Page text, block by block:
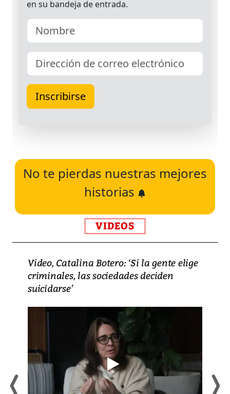
No te pierdas nuestras mejores
historias
VIDEOS
Video, Catalina Botero: ‘Si la gente elige
criminales, las sociedades deciden
suicidarse’